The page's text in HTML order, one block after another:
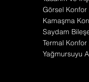
Görsel Konfor
Kamaşma
Saydam
Termal Konfor
Yağmursuyu